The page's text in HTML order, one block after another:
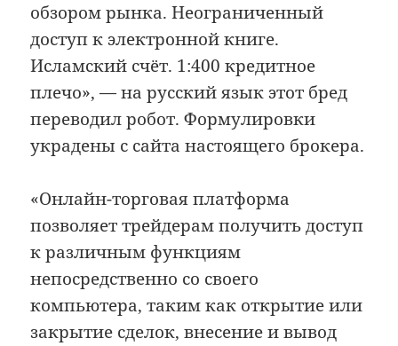
обзором рынка. Неограниченный
доступ к электронной книге.
Исламский счёт. 1:400 кредитное
плечо», — на русский язык этот бред
переводил робот. Формулировки
украдены с сайта настоящего брокера.
«Онлайн-торговая платформа
позволяет трейдерам получить доступ
к различным функциям
непосредственно со своего
компьютера, таким как открытие или
закрытие сделок, внесение и вывод